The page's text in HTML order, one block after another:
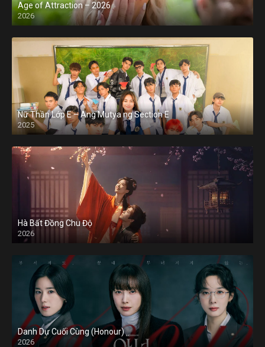
Age of Attraction – 2026
2026
Nữ Thần Lớp E – Ang Mutya ng Section E
2025
Hà Bất Đồng Chu Độ
2026
Danh Dự Cuối Cùng (Honour)
2026